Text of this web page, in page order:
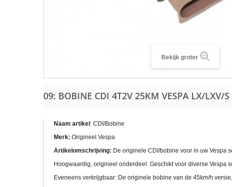
Bekijk groter
09: BOBINE CDI 4T2V 25KM VESPA LX/LXV/S
Naam artikel : CDI/Bobine
Merk: Origineel Vespa
Artikelomschrijving: De originele CDI/bobine voor in uw Vespa
Hoogwaardig, origineel onderdeel. Geschikt voor diverse Vespa
Eveneens verkrijgbaar: De originele bobine van de 45km/h